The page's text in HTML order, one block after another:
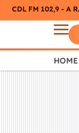
CDL FM 102,9 - A
HOME